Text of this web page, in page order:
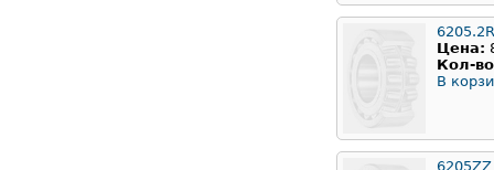
Цена:
Кол-
В
6205ZZ